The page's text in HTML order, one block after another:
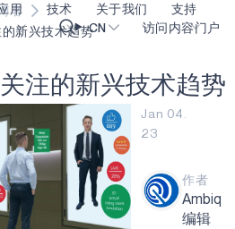
用
健康
边缘
遥控器
家居和楼宇
卡
技术
blueSPOT
graphiqSPOT
neuralSPOT
secureSPOT
SPOT
关于我们
博客
职业生涯
让我们共创未来
活动
投资者关系
支持
内容门户网
术语表
我们的合作
资源
CN 访问内容门户
客
新兴技术趋势
关注的 新兴技术趋势
Jan 04.
23
作者
Ambiq
编辑
OK